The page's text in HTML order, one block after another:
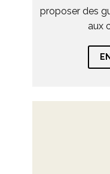
proposer des
aux